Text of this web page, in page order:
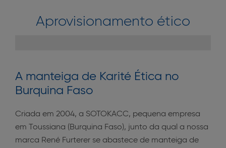
Aprovisionamento ético
A manteiga de Karité Ética no
Burquina Faso
Criada em 2004, a SOTOKACC, pequena empresa
em Toussiana (Burquina Faso), junto da qual a nossa
marca René Furterer se abastece de manteiga de